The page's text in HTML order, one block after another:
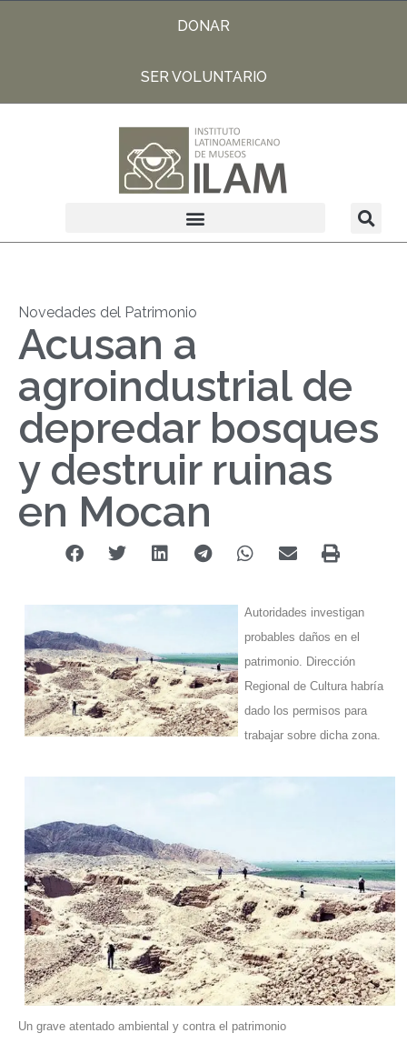
DONAR
SER VOLUNTARIO
Novedades del Patrimonio
Acusan a
agroindustrial de
depredar bosques
y destruir ruinas
en Mocan
Autoridades investigan
probables daños en el
patrimonio. Dirección
Regional de Cultura habría
dado los permisos para
trabajar sobre dicha zona.
Un grave atentado ambiental y contra el patrimonio